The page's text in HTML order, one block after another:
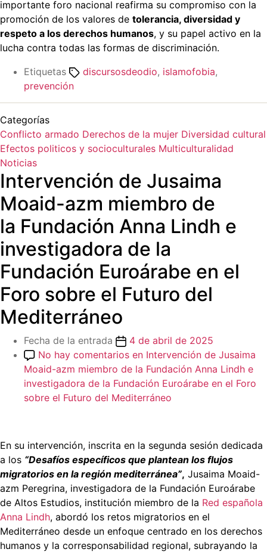
importante foro nacional reafirma su compromiso con la
promoción de los valores de tolerancia, diversidad y
respeto a los derechos humanos, y su papel activo en la
lucha contra todas las formas de discriminación.
Etiquetas
discursosdeodio, islamofobia,
prevención
Categorías
Conflicto armado Derechos de la mujer Diversidad cultural
Efectos politicos y socioculturales Multiculturalidad
Noticias
Intervención de Jusaima
Moaid-azm miembro de
la Fundación Anna Lindh e
investigadora de la
Fundación Euroárabe en el
Foro sobre el Futuro del
Mediterráneo
Fecha de la entrada
4 de abril de 2025
No hay comentarios en Intervención de Jusaima
Moaid-azm miembro de la Fundación Anna Lindh e
investigadora de la Fundación Euroárabe en el Foro
sobre el Futuro del Mediterráneo
En su intervención, inscrita en la segunda sesión dedicada
a los “Desafíos específicos que plantean los flujos
migratorios en la región mediterránea”, Jusaima Moaid-
azm Peregrina, investigadora de la Fundación Euroárabe
de Altos Estudios, institución miembro de la Red española
Anna Lindh, abordó los retos migratorios en el
Mediterráneo desde un enfoque centrado en los derechos
humanos y la corresponsabilidad regional, subrayando la